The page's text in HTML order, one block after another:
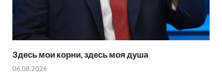
Здесь мои корни, здесь моя душа
06.08.2026